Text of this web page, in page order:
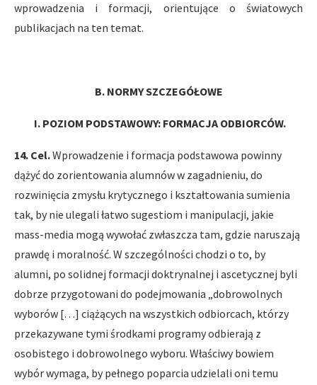
wprowadzenia i formacji, orientujące o światowych
publikacjach na ten temat.
B. NORMY SZCZEGÓŁOWE
I. POZIOM PODSTAWOWY: FORMACJA ODBIORCÓW.
14. Cel.Wprowadzenie i formacja podstawowa powinny
dążyć do zorientowania alumnów w zagadnieniu, do
rozwinięcia zmysłu krytycznego i kształtowania sumienia
tak, by nie ulegali łatwo sugestiom i manipulacji, jakie
mass-media mogą wywołać zwłaszcza tam, gdzie naruszają
prawdę i moralność. W szczególności chodzi o to, by
alumni, po solidnej formacji doktrynalnej i ascetycznej byli
dobrze przygotowani do podejmowania „dobrowolnych
wyborów […] ciążących na wszystkich odbiorcach, którzy
przekazywane tymi środkami programy odbierają z
osobistego i dobrowolnego wyboru. Właściwy bowiem
wybór wymaga, by pełnego poparcia udzielali oni temu